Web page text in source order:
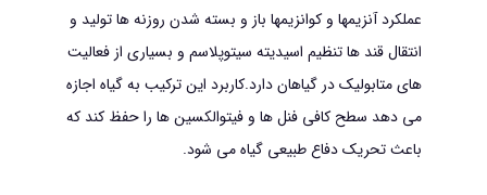
عملکرد آنزیمها و کوانزیمها باز و بسته شدن روزنه ها تولید و
انتقال قند ها تنظیم اسیدیته سیتوپلاسم و بسیاری از فعالیت
های متابولیک در گیاهان دارد.کاربرد این ترکیب به گیاه اجازه
می دهد سطح کافی فنل ها و فیتوالکسین ها را حفظ کند که
باعث تحریک دفاع طبیعی گیاه می شود.